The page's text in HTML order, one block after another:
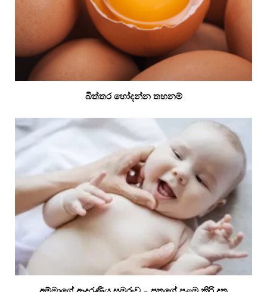
බිත්තර හෝදන්න තහනම්